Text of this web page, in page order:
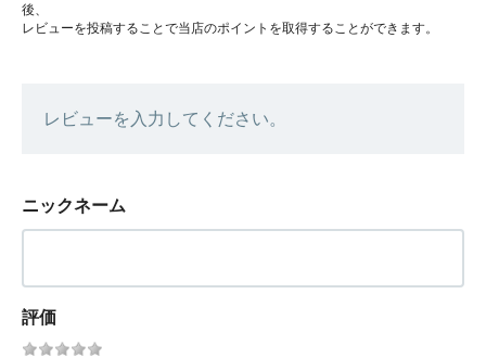
後、
レビューを投稿することで当店のポイントを取得することができます。
レビューを入力してください。
ニックネーム
評価